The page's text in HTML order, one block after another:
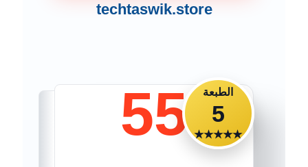
techtaswik.store
الطبعة
5
★★★★★
55